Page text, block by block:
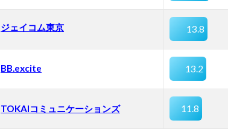
ジェイコム東京 13.8
BB.excite 13.2
TOKAIコミュニケーションズ 11.8